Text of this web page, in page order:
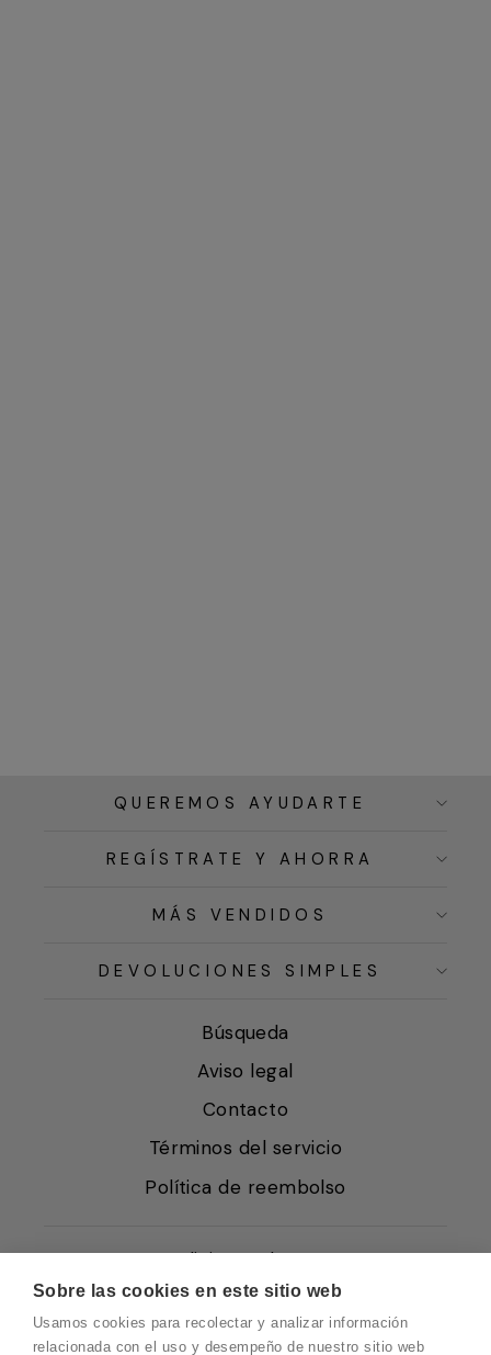
Sobre las cookies en este sitio web
Usamos cookies para recolectar y analizar información
relacionada con el uso y desempeño de nuestro sitio web
QUEREMOS AYUDARTE
REGÍSTRATE Y AHORRA
MÁS VENDIDOS
DEVOLUCIONES SIMPLES
Búsqueda
Aviso legal
Contacto
Términos del servicio
Política de reembolso
Condiciones de Venta
Quiénes somos
Política de Cookies